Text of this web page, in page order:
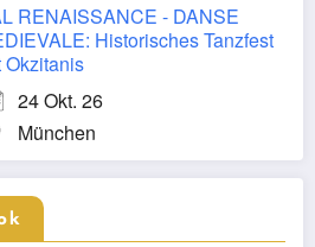
RENAISSANCE - DANSE
Historisches Tanzfest
Okzitanis
24 Okt. 26
München